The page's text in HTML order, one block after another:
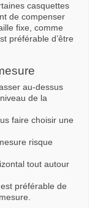
casquettes
de compenser
fixe, comme
préférable d’être
au-dessus
de la
faire choisir une
risque
tout autour
préférable de